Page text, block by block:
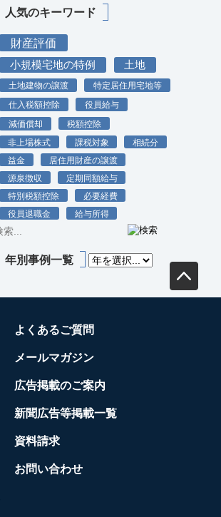
人気のキーワード
財産評価
小規模宅地の特例 土地
土地建物の譲渡
特定居住用宅地等
仕入税額控除
役員給与
減価償却
税額控除
非上場株式
課税対象
相続分
益金
居住用財産の譲渡
源泉徴収
定期同額給与
特別税額控除
必要経費
役員退職金
給与所得
年別事例一覧
よくあるご質問
メールマガジン
広告掲載のご案内
新聞広告等掲載一覧
資料請求
お問い合わせ